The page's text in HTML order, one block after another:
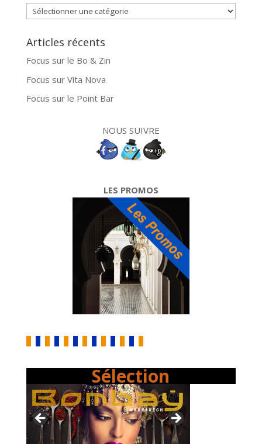
News
Articles récents
Focus sur le Bo & Zin
Focus sur Vita Nova
Focus sur le Point Bar
NOUS SUIVRE
LES PROMOS
Sélection